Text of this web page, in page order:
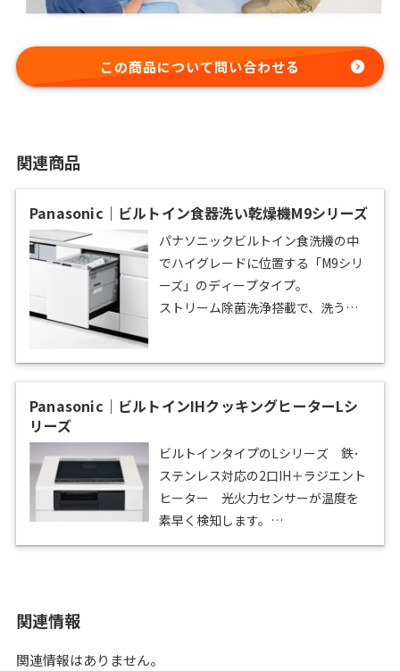
この商品について問い合わせる
関連商品
Panasonic｜ビルトイン食器洗い乾燥機M9シリーズ
パナソニックビルトイン食洗機の中
でハイグレードに位置する「M9シリ
ーズ」のディープタイプ。
ストリーム除菌洗浄搭載で、洗うと
す。
3DプラネットアームノズルやAIエコ
います。
ちょこっとホルダーとムービングラ
ックプラスで収納性を格段に高める
ことで食器収納点数がアップ！
Panasonic｜ビルトインIHクッキングヒーターLシ
リーズ
ビルトインタイプのLシリーズ 鉄･
ステンレス対応の2口IH＋ラジエント
ヒーター 光火力センサーが温度を
素早く検知します。
焼き網なしのグリル皿タイプでお手
関連情報
関連情報はありません。